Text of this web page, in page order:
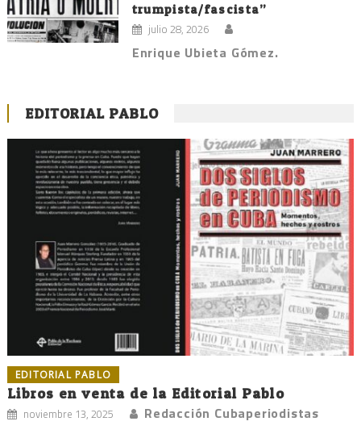
trumpista/fascista”
julio 28, 2026
Enrique Ubieta Gómez.
EDITORIAL PABLO
EDITORIAL PABLO
Libros en venta de la Editorial Pablo
noviembre 13, 2025 Redacción Cubaperiodistas